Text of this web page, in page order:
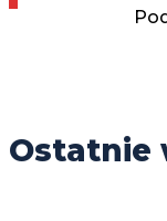
Ostatnie